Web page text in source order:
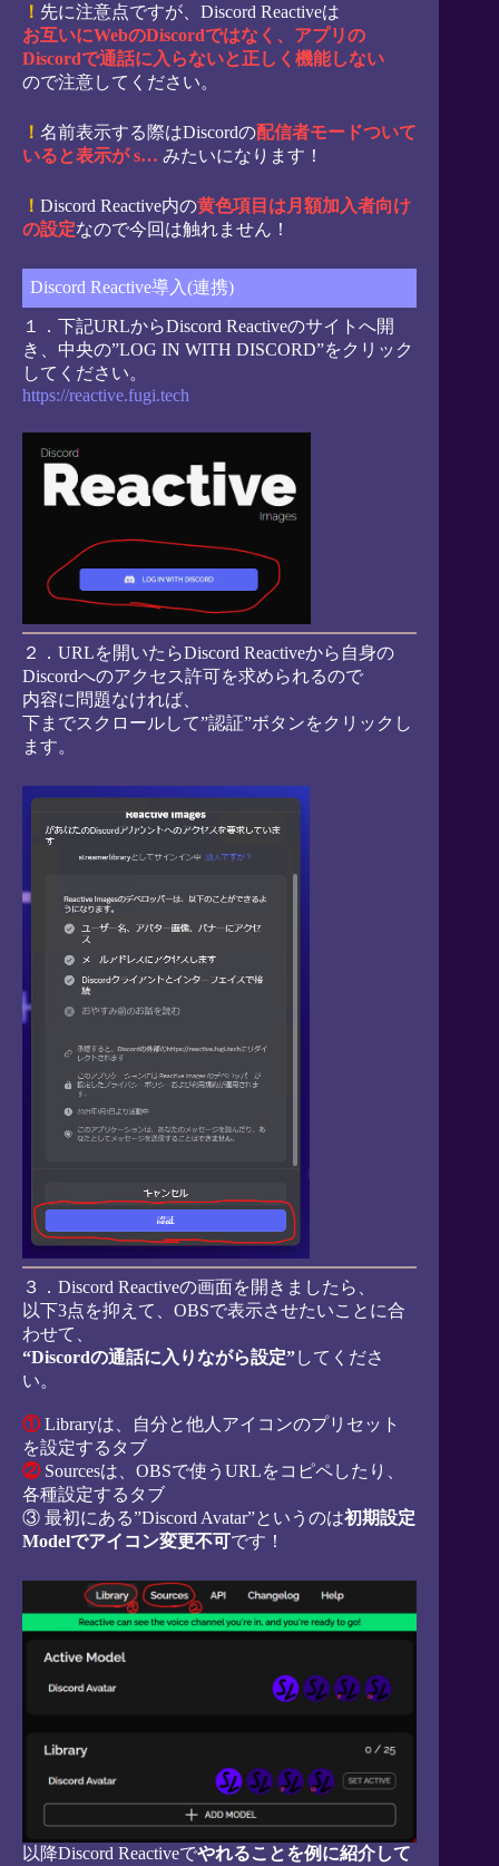
！ 先に注意点ですが、Discord Reactiveは
お互いにWebのDiscordではなく、アプリの
Discordで通話に入らないと正しく機能しない
ので注意してください。
！ 名前表示する際はDiscordの配信者モードついて
いると表示が s… みたいになります！
！ Discord Reactive内の黄色項目は月額加入者向け
の設定なので今回は触れません！
Discord Reactive導入(連携)
１．下記URLからDiscord Reactiveのサイトへ開
き、中央の”LOG IN WITH DISCORD”をクリック
してください。
https://reactive.fugi.tech
２．URLを開いたらDiscord Reactiveから自身の
Discordへのアクセス許可を求められるので
内容に問題なければ、
下までスクロールして”認証”ボタンをクリックし
ます。
３．Discord Reactiveの画面を開きましたら、
以下3点を抑えて、OBSで表示させたいことに合
わせて、
“Discordの通話に入りながら設定”してくださ
い。
①Libraryは、自分と他人アイコンのプリセット
を設定するタブ
②Sourcesは、OBSで使うURLをコピペしたり、
各種設定するタブ
③ 最初にある”Discord Avatar”というのは初期設定
Modelでアイコン変更不可です！
以降Discord Reactiveでやれることを例に紹介して